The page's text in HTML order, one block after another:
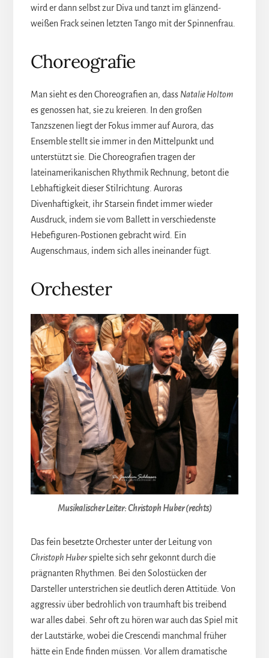
wird er dann selbst zur Diva und tanzt im glänzend-
weißen Frack seinen letzten Tango mit der Spinnenfrau.
Choreografie
Man sieht es den Choreografien an, dass Natalie Holtom
es genossen hat, sie zu kreieren. In den großen
Tanzszenen liegt der Fokus immer auf Aurora, das
Ensemble stellt sie immer in den Mittelpunkt und
unterstützt sie. Die Choreografien tragen der
lateinamerikanischen Rhythmik Rechnung, betont die
Lebhaftigkeit dieser Stilrichtung. Auroras
Divenhaftigkeit, ihr Starsein findet immer wieder
Ausdruck, indem sie vom Ballett in verschiedenste
Hebefiguren-Postionen gebracht wird. Ein
Augenschmaus, indem sich alles ineinander fügt.
Orchester
Musikalischer Leiter: Christoph Huber (rechts)
Das fein besetzte Orchester unter der Leitung von
Christoph Huberspielte sich sehr gekonnt durch die
prägnanten Rhythmen. Bei den Solostücken der
Darsteller unterstrichen sie deutlich deren Attitüde. Von
aggressiv über bedrohlich von traumhaft bis treibend
war alles dabei. Sehr oft zu hören war auch das Spiel mit
der Lautstärke, wobei die Crescendi manchmal früher
hätte ein Ende finden müssen. Vor allem dramatische